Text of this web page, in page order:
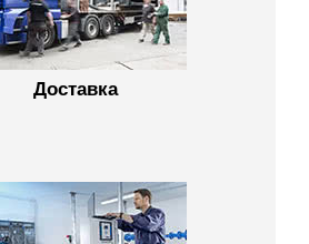
Доставка